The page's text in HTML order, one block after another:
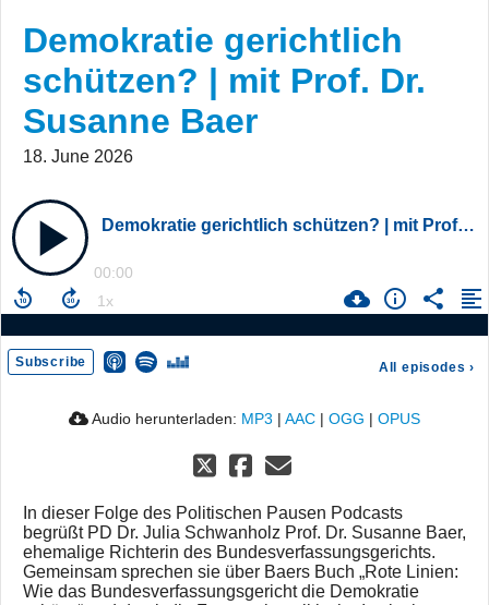
Demokratie gerichtlich
schützen? | mit Prof. Dr.
Susanne Baer
18. June 2026
Demokratie gerichtlich schützen? | mit Prof. Dr. Susanne Baer
00:00
Subscribe All episodes ›
Audio herunterladen: MP3 | AAC | OGG | OPUS
In dieser Folge des Politischen Pausen Podcasts
begrüßt PD Dr. Julia Schwanholz Prof. Dr. Susanne Baer,
ehemalige Richterin des Bundesverfassungsgerichts.
Gemeinsam sprechen sie über Baers Buch „Rote Linien:
Wie das Bundesverfassungsgericht die Demokratie